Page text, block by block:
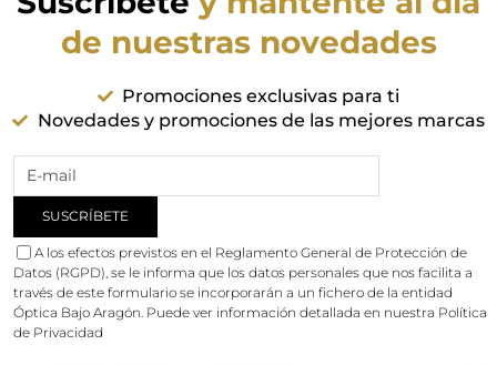
de nuestras novedades
Promociones exclusivas para ti
Novedades y promociones de las mejores marcas
A los efectos previstos en el Reglamento General de Protección de
Datos (RGPD), se le informa que los datos personales que nos facilita a
través de este formulario se incorporarán a un fichero de la entidad
Óptica Bajo Aragón. Puede ver información detallada en nuestra Política
de Privacidad